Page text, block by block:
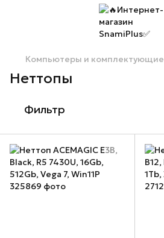
Компьютеры и комплектующие
Неттопы
Фильтр